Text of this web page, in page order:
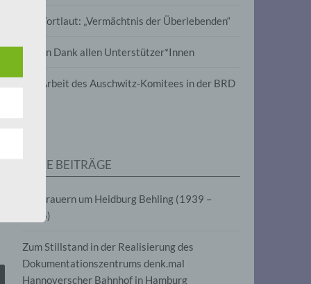
Im Wortlaut: „Vermächtnis der Überlebenden“
Vielen Dank allen Unterstützer*Innen
Zur Arbeit des Auschwitz-Komitees in der BRD
NEUE BEITRÄGE
Wir trauern um Heidburg Behling (1939 –
2026)
Zum Stillstand in der Realisierung des
Dokumentationszentrums denk.mal
Hannoverscher Bahnhof in Hamburg